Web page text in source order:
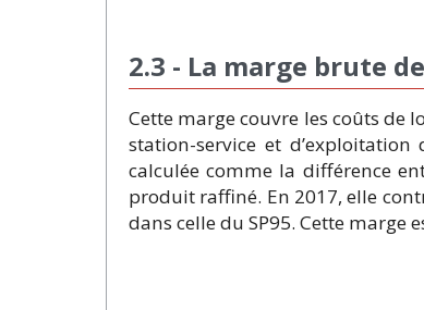
2.3 - La marge brute
Cette marge couvre les coûts de
station-service et
calculée comme la différence
produit raffiné. En 2017, elle
dans celle du SP95. Cette